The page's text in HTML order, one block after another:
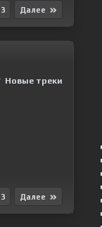
3 Далее
Новые треки
3 Далее